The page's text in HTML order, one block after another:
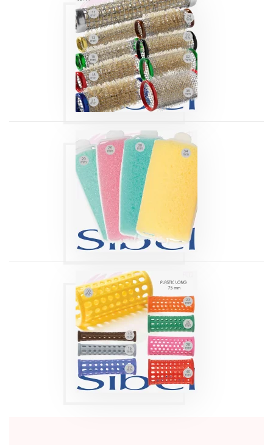
ROULEAUX MÉTAL
65 MM SIBEL
Produits
BIGOUDIS FOAM
60MM SIBEL
Produits
ROULEAUX
PLASTIC LONG 75
MM SIBEL
Produits